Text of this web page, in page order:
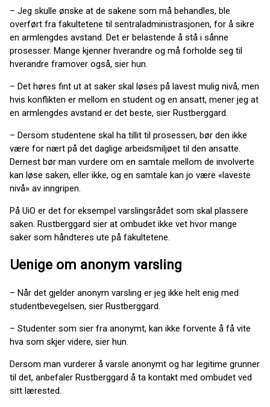
– Jeg skulle ønske at de sakene som må behandles, ble
overført fra fakultetene til sentraladministrasjonen, for å sikre
en armlengdes avstand. Det er belastende å stå i sånne
prosesser. Mange kjenner hverandre og må forholde seg til
hverandre framover også, sier hun.
– Det høres fint ut at saker skal løses på lavest mulig nivå, men
hvis konflikten er mellom en student og en ansatt, mener jeg at
en armlengdes avstand er det beste, sier Rustberggard.
– Dersom studentene skal ha tillit til prosessen, bør den ikke
være for nært på det daglige arbeidsmiljøet til den ansatte.
Dernest bør man vurdere om en samtale mellom de involverte
kan løse saken, eller ikke, og en samtale kan jo være «laveste
nivå» av inngripen.
På UiO er det for eksempel varslingsrådet som skal plassere
saken. Rustberggard sier at ombudet ikke vet hvor mange
saker som håndteres ute på fakultetene.
Uenige om anonym varsling
– Når det gjelder anonym varsling er jeg ikke helt enig med
studentbevegelsen, sier Rustberggard.
– Studenter som sier fra anonymt, kan ikke forvente å få vite
hva som skjer videre, sier hun.
Dersom man vurderer å varsle anonymt og har legitime grunner
til det, anbefaler Rustberggard å ta kontakt med ombudet ved
sitt lærested.